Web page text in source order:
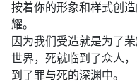
按着你的形象和样式创
耀。
因为我们受造就是为了
世界，死就临到了众人
到了罪与死的深渊中。